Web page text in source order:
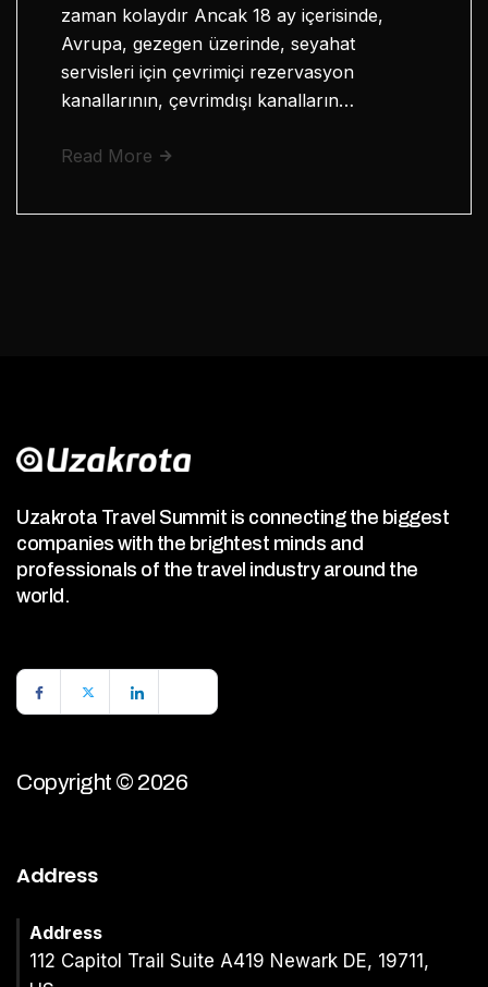
zaman kolaydır Ancak 18 ay içerisinde,
Avrupa, gezegen üzerinde, seyahat
servisleri için çevrimiçi rezervasyon
kanallarının, çevrimdışı kanalların…
Read More
Uzakrota Travel Summit is connecting the biggest
companies with the brightest minds and
professionals of the travel industry around the
world.
Copyright © 2026
Address
Address
112 Capitol Trail Suite A419 Newark DE, 19711,